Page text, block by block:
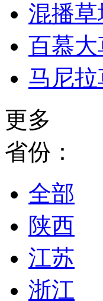
混播草
百慕大
马尼拉
更多
省份：
全部
陕西
江苏
浙江